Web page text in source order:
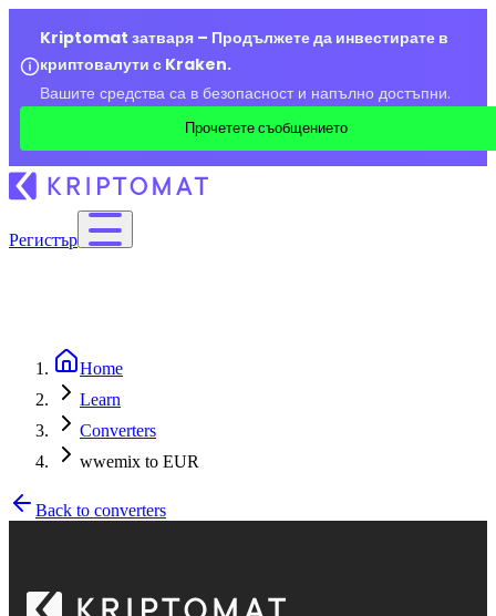
Kriptomat затваря – Продължете да инвестирате в
криптовалути с Kraken.
Вашите средства са в безопасност и напълно достъпни.
Прочетете съобщението
Регистър
Home
Learn
Converters
wwemix to EUR
Back to converters